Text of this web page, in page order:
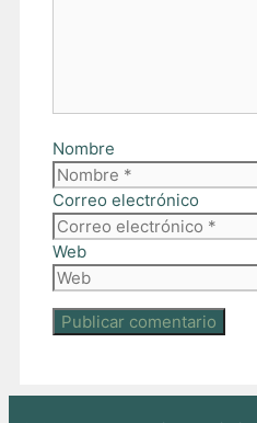
Nombre
Correo electrónico
Web